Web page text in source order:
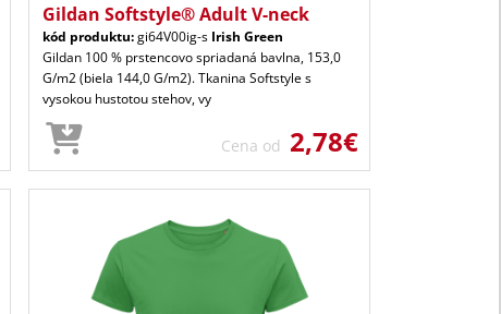
Gildan Softstyle® Adult V-neck
kód produktu:gi64V00ig-s Irish Green
Gildan 100 % prstencovo spriadaná bavlna, 153,0
G/m2 (biela 144,0 G/m2). Tkanina Softstyle s
vysokou hustotou stehov, vy
Cena od 2,78€